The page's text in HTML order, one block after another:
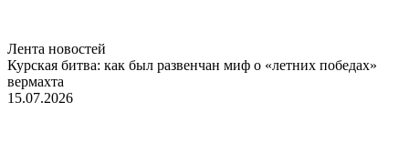
Лента новостей
Курская битва: как был развенчан миф о «летних победах»
вермахта
15.07.2026